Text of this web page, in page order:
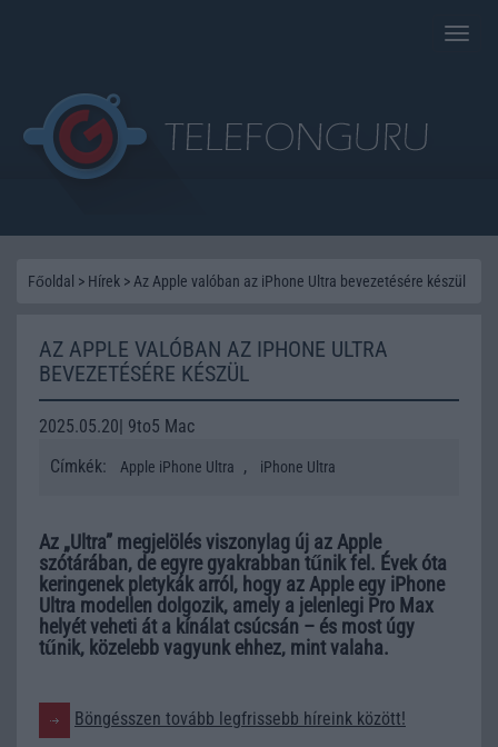
Toggle
Főoldal > Hírek > Az Apple valóban az iPhone Ultra bevezetésére készül
AZ APPLE VALÓBAN AZ IPHONE ULTRA
BEVEZETÉSÉRE KÉSZÜL
2025.05.20| 9to5 Mac
Címkék:
Apple iPhone Ultra , iPhone Ultra
Az „Ultra” megjelölés viszonylag új az Apple
szótárában, de egyre gyakrabban tűnik fel. Évek óta
keringenek pletykák arról, hogy az Apple egy iPhone
Ultra modellen dolgozik, amely a jelenlegi Pro Max
helyét veheti át a kínálat csúcsán – és most úgy
tűnik, közelebb vagyunk ehhez, mint valaha.
Böngésszen tovább legfrissebb híreink között!